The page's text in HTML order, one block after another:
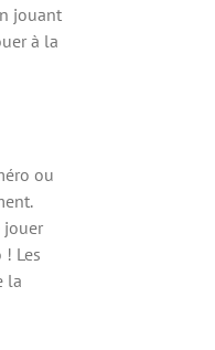
jouant
à la
ou
jouer
Les
la